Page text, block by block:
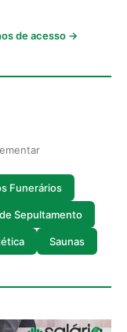
de acesso →
Funerários
Sepultamento
Saunas